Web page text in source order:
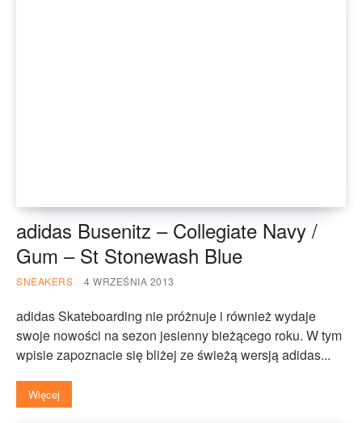
adidas Busenitz – Collegiate Navy /
Gum – St Stonewash Blue
SNEAKERS 4 WRZEŚNIA 2013
adidas Skateboarding nie próżnuje i również wydaje
swoje nowości na sezon jesienny bieżącego roku. W tym
wpisie zapoznacie się bliżej ze świeżą wersją adidas...
Więcej